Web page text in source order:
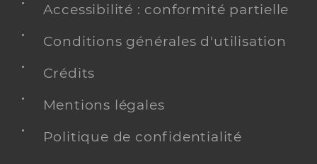
Accessibilité : conformité partielle
Conditions générales d'utilisation
Crédits
Mentions légales
Politique de confidentialité